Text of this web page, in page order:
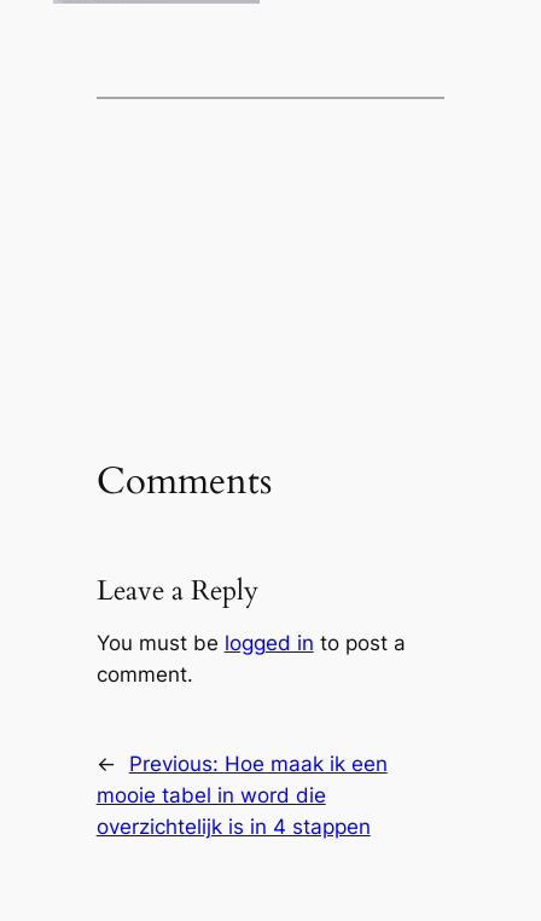
Comments
Leave a Reply
You must be logged in to post a
comment.
← Previous: Hoe maak ik een
mooie tabel in word die
overzichtelijk is in 4 stappen